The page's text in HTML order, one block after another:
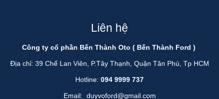
Liên hệ
Công ty cổ phần Bến Thành Oto ( Bến Thành Ford )
Địa chỉ: 39 Chế Lan Viên, P.Tây Thạnh, Quận Tân Phú, Tp HCM
Hotline: 094 9999 737
Email: duyvoford@gmail.com